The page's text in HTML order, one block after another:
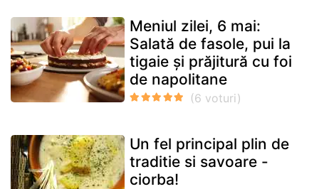
Meniul zilei, 6 mai:
Salată de fasole, pui la
tigaie și prăjitură cu foi
de napolitane
Un fel principal plin de
traditie si savoare -
ciorba!